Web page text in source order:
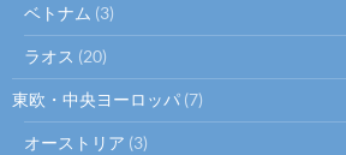
ベトナム (3)
ラオス (20)
東欧・中央ヨーロッパ (7)
オーストリア (3)